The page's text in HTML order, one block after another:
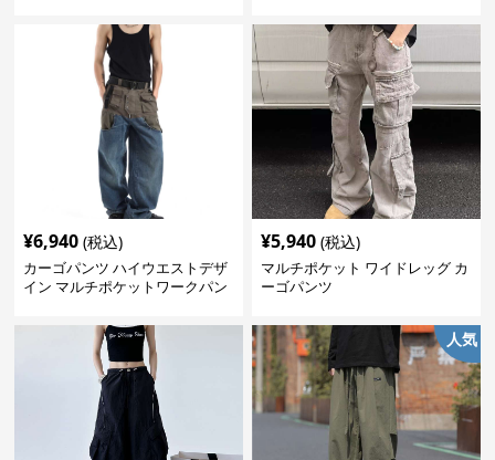
¥6,940 (税込)
カーゴパンツ ハイウエストデザ
イン マルチポケットワークパン
¥5,940 (税込)
マルチポケット ワイドレッグ カ
ーゴパンツ
人気